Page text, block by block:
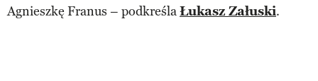
Agnieszkę Franus – podkreślaŁukasz Załuski.